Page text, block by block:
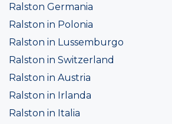
Ralston Germania
Ralston in Polonia
Ralston in Lussemburgo
Ralston in Switzerland
Ralston in Austria
Ralston in Irlanda
Ralston in Italia